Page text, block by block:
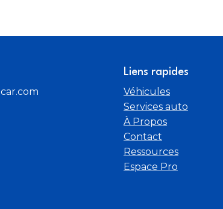
Liens rapides
Véhicules
Services auto
À Propos
Contact
Ressources
Espace Pro